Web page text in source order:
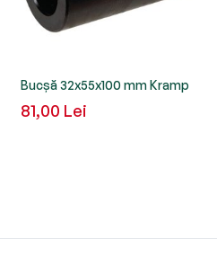
Bucșă 32x55x100 mm Kramp
81,00 Lei